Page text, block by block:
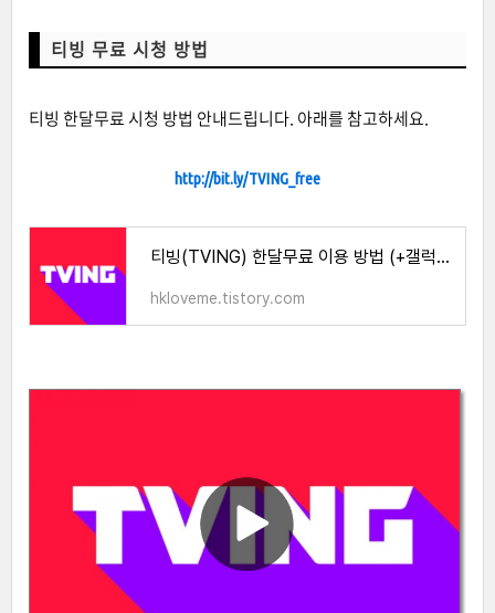
티빙 무료 시청 방법
티빙 한달무료 시청 방법 안내드립니다. 아래를 참고하세요.
http://bit.ly/TVING_free
티빙(TVING) 한달무료 이용 방법 (+갤럭시, 아이폰)
hkloveme.tistory.com